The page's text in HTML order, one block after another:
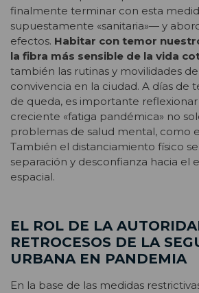
finalmente terminar con esta
supuestamente «sanitaria»— y
efectos. Habitar con temor
la fibra más sensible de la vida
también las rutinas y movilidades de
convivencia en la ciudad. A días de
de queda, es importante
creciente «fatiga pandémica» no
problemas de salud mental, como
También el distanciamiento físico
separación y desconfianza hacia el
espacial.
EL ROL DE LA
RETROCESOS DE LA
URBANA EN PANDEMIA
En la base de las medidas